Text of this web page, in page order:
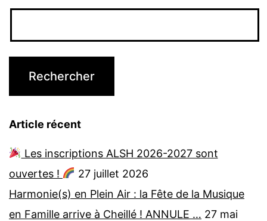
Article récent
Les inscriptions ALSH 2026-2027 sont
ouvertes !
27 juillet 2026
Harmonie(s) en Plein Air : la Fête de la Musique
en Famille arrive à Cheillé ! ANNULE … 27 mai